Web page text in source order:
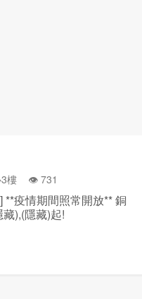
3樓 👁️‍ 731
**疫情期間照常開放** 銅
),(隱藏)起!